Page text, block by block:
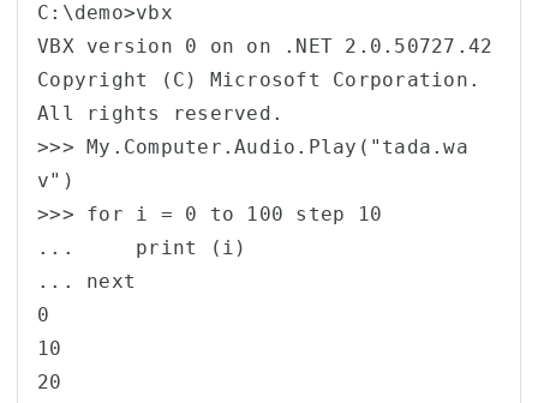
C:\demo>vbx
VBX version 0 on on .NET 2.0.50727.42
Copyright (C) Microsoft Corporation.
All rights reserved.
>>> My.Computer.Audio.Play("tada.wa
v")
>>> for i = 0 to 100 step 10
...     print (i)
... next
0
10
20